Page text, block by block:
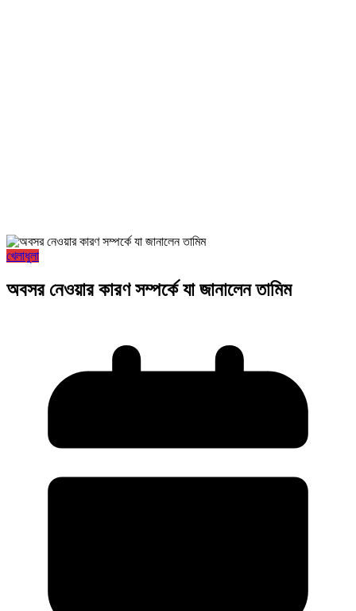
খেলাধুলা
অবসর নেওয়ার কারণ সম্পর্কে যা জানালেন তামিম